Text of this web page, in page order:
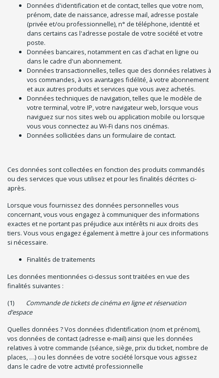
Données d'identification et de contact, telles que votre nom,
prénom, date de naissance, adresse mail, adresse postale
(privée et/ou professionnelle), n° de téléphone, identité et
dans certains cas l'adresse postale de votre société et votre
poste.
Données bancaires, notamment en cas d'achat en ligne ou
dans le cadre d'un abonnement.
Données transactionnelles, telles que des données relatives à
vos commandes, à vos avantages fidélité, à votre abonnement
et aux autres produits et services que vous avez achetés.
Données techniques de navigation, telles que le modèle de
votre terminal, votre IP, votre navigateur web, lorsque vous
naviguez sur nos sites web ou application mobile ou lorsque
vous vous connectez au Wi-Fi dans nos cinémas.
Données sollicitées dans un formulaire de contact.
Ces données sont collectées en fonction des produits commandés
ou des services que vous utilisez et pour les finalités décrites ci-
après.
Lorsque vous fournissez des données personnelles vous
concernant, vous vous engagez à communiquer des informations
exactes et ne portant pas préjudice aux intérêts ni aux droits des
tiers. Vous vous engagez également à mettre à jour ces informations
si nécessaire.
Finalités de traitements
Les données mentionnées ci-dessus sont traitées en vue des
finalités suivantes :
(1) Commande de tickets de cinéma en ligne et réservation
d’espace
Quelles données ? Vos données d’identification (nom et prénom),
vos données de contact (adresse e-mail) ainsi que les données
relatives à votre commande (séance, siège, prix du ticket, nombre de
places, …) ou les données de votre société lorsque vous agissez
dans le cadre de votre activité professionnelle